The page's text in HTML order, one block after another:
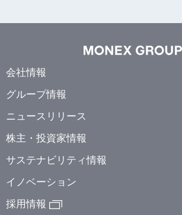
会社情報
グループ情報
ニュースリリース
株主・投資家情報
サステナビリティ情報
イノベーション
採用情報